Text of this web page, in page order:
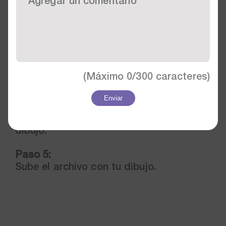
(Máximo 0/300caracteres)
Enviar
modo de lluvia de ideas.
de los niños y las niñas de la escuela
favorecen o limitan el desarrollo del
dibujo.
Paso 5:
Sube el archivo con tu dibujo.